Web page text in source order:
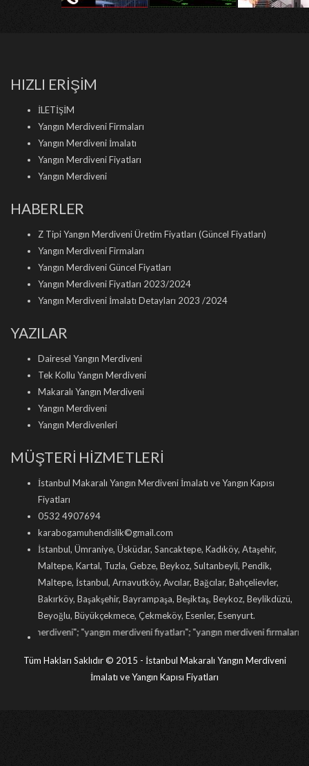
HIZLI ERİŞİM
İLETİŞİM
Yangın Merdiveni Firmaları
Yangın Merdiveni İmalatı
Yangın Merdiveni Fiyatları
Yangın Merdiveni
HABERLER
Z Tipi Yangın Merdiveni Üretim Fiyatları (Güncel Fiyatları)
Yangın Merdiveni Firmaları
Yangın Merdiveni Güncel Fiyatları
Yangın Merdiveni Fiyatları 2023/2024
Yangın Merdiveni İmalatı Detayları 2023 /2024
YAZILAR
Dairesel Yangın Merdiveni
Tek Kollu Yangın Merdiveni
Makaralı Yangın Merdiveni
Yangın Merdiveni
Yangın Merdivenleri
MÜŞTERİ HİZMETLERİ
İstanbul Makaralı Yangın Merdiveni İmalatı ve Yangın Kapısı
Fiyatları
0532 4907694
karabogamuhendislik©gmail.com
İstanbul, Ümraniye, Üsküdar, Sancaktepe, Kadıköy, Ataşehir,
Maltepe, Kartal, Tuzla, Gebze, Beykoz, Sultanbeyli, Pendik,
Maltepe, İstanbul, Arnavutköy, Avcılar, Bağcılar, Bahçelievler,
Bakırköy, Başakşehir, Bayrampaşa, Beşiktaş, Beykoz, Beylikdüzü,
Beyoğlu, Büyükçekmece, Çekmeköy, Esenler, Esenyurt.
yangın merdiveni fiyatları"; "yangın merdiveni firmaları"; "yangın
Tüm Hakları Saklıdır © 2015 - İstanbul Makaralı Yangın Merdiveni
İmalatı ve Yangın Kapısı Fiyatları